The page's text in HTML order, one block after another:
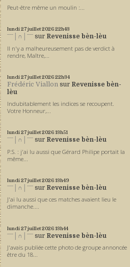
Peut-être même un moulin :...
lundi 27juillet 202622h43
ˉˉˉ│∩│ˉˉˉ sur Revenisse bèn-lèu
Il n'y a malheureusement pas de verdict à
rendre, Maître,...
lundi 27juillet 202622h34
Frédéric Viallon sur Revenisse bèn-
lèu
Indubitablement les indices se recoupent.
Votre Honneur,...
lundi 27juillet 202613h51
ˉˉˉ│∩│ˉˉˉ sur Revenisse bèn-lèu
P.S. : j'ai lu aussi que Gérard Philipe portait la
même...
lundi 27juillet 202613h49
ˉˉˉ│∩│ˉˉˉ sur Revenisse bèn-lèu
J'ai lu aussi que ces matches avaient lieu le
dimanche....
lundi 27juillet 202613h44
ˉˉˉ│∩│ˉˉˉ sur Revenisse bèn-lèu
J'avais publiée cette photo de groupe annoncée
être du 18...